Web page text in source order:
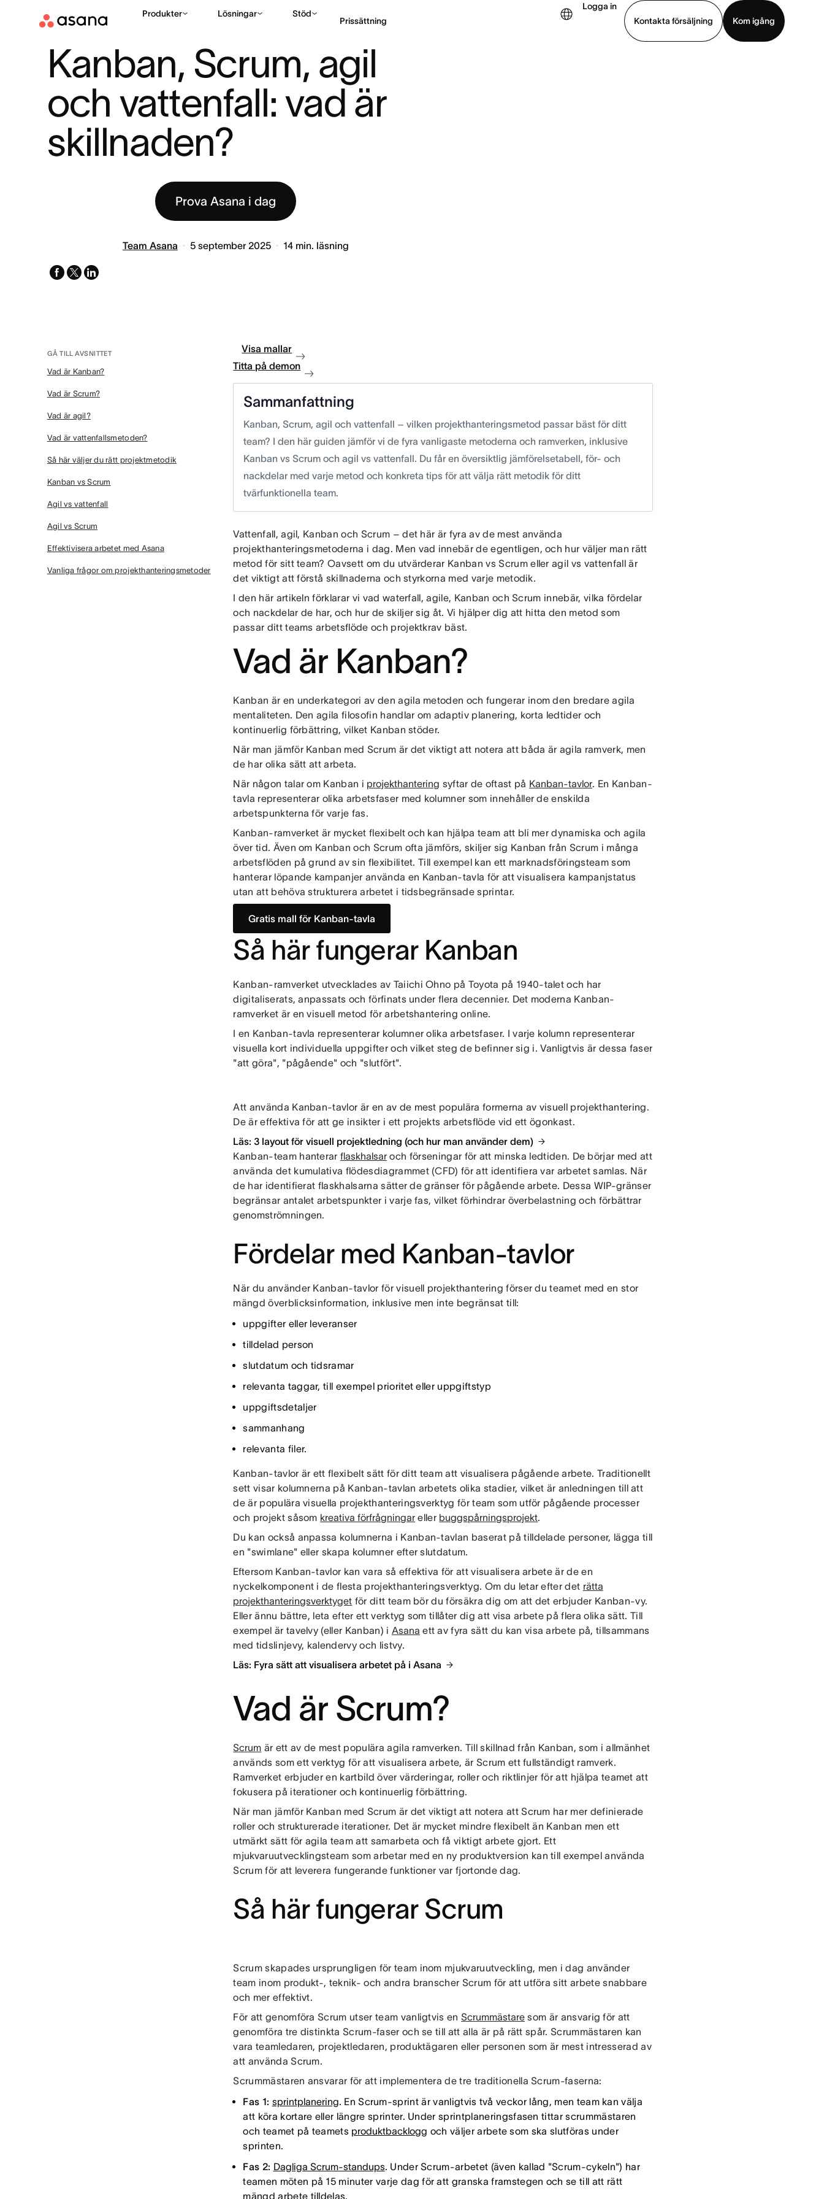
Produkter Lösningar Stöd
Prissättning
Logga in
Kontakta försäljning
Kom igång
Kanban, Scrum, agil
och vattenfall: vad är
skillnaden?
Prova Asana i dag
Team Asana 5 september 2025 14 min. läsning
facebook
x-
linkedin
GÅ TILL AVSNITTET
Vad är Kanban?
Vad är Scrum?
Vad är agil?
Vad är vattenfallsmetoden?
Så här väljer du rätt projektmetodik
Kanban vs Scrum
Agil vs vattenfall
Agil vs Scrum
Effektivisera arbetet med Asana
Vanliga frågor om projekthanteringsmetoder
Visa mallar
Titta på demon
Sammanfattning
Kanban, Scrum, agil och vattenfall – vilken projekthanteringsmetod passar bäst för ditt
team? I den här guiden jämför vi de fyra vanligaste metoderna och ramverken, inklusive
Kanban vs Scrum och agil vs vattenfall. Du får en översiktlig jämförelsetabell, för- och
nackdelar med varje metod och konkreta tips för att välja rätt metodik för ditt
tvärfunktionella team.
Vattenfall, agil, Kanban och Scrum – det här är fyra av de mest använda
projekthanteringsmetoderna i dag. Men vad innebär de egentligen, och hur väljer man rätt
metod för sitt team? Oavsett om du utvärderar Kanban vs Scrum eller agil vs vattenfall är
det viktigt att förstå skillnaderna och styrkorna med varje metodik.
I den här artikeln förklarar vi vad waterfall, agile, Kanban och Scrum innebär, vilka fördelar
och nackdelar de har, och hur de skiljer sig åt. Vi hjälper dig att hitta den metod som
passar ditt teams arbetsflöde och projektkrav bäst.
Vad är Kanban?
Kanban är en underkategori av den agila metoden och fungerar inom den bredare agila
mentaliteten. Den agila filosofin handlar om adaptiv planering, korta ledtider och
kontinuerlig förbättring, vilket Kanban stöder.
När man jämför Kanban med Scrum är det viktigt att notera att båda är agila ramverk, men
de har olika sätt att arbeta.
När någon talar om Kanban i projekthantering syftar de oftast på Kanban-tavlor. En Kanban-
tavla representerar olika arbetsfaser med kolumner som innehåller de enskilda
arbetspunkterna för varje fas.
Kanban-ramverket är mycket flexibelt och kan hjälpa team att bli mer dynamiska och agila
över tid. Även om Kanban och Scrum ofta jämförs, skiljer sig Kanban från Scrum i många
arbetsflöden på grund av sin flexibilitet. Till exempel kan ett marknadsföringsteam som
hanterar löpande kampanjer använda en Kanban-tavla för att visualisera kampanjstatus
utan att behöva strukturera arbetet i tidsbegränsade sprintar.
Gratis mall för Kanban-tavla
Så här fungerar Kanban
Kanban-ramverket utvecklades av Taiichi Ohno på Toyota på 1940-talet och har
digitaliserats, anpassats och förfinats under flera decennier. Det moderna Kanban-
ramverket är en visuell metod för arbetshantering online.
I en Kanban-tavla representerar kolumner olika arbetsfaser. I varje kolumn representerar
visuella kort individuella uppgifter och vilket steg de befinner sig i. Vanligtvis är dessa faser
"att göra", "pågående" och "slutfört".
Att använda Kanban-tavlor är en av de mest populära formerna av visuell projekthantering.
De är effektiva för att ge insikter i ett projekts arbetsflöde vid ett ögonkast.
Läs: 3 layout för visuell projektledning (och hur man använder dem)
Kanban-team hanterarflaskhalsar och förseningar för att minska ledtiden. De börjar med att
använda det kumulativa flödesdiagrammet (CFD) för att identifiera var arbetet samlas. När
de har identifierat flaskhalsarna sätter de gränser för pågående arbete. Dessa WIP-gränser
begränsar antalet arbetspunkter i varje fas, vilket förhindrar överbelastning och förbättrar
genomströmningen.
Fördelar med Kanban-tavlor
När du använder Kanban-tavlor för visuell projekthantering förser du teamet med en stor
mängd överblicksinformation, inklusive men inte begränsat till:
uppgifter eller leveranser
tilldelad person
slutdatum och tidsramar
relevanta taggar, till exempel prioritet eller uppgiftstyp
uppgiftsdetaljer
sammanhang
relevanta filer.
Kanban-tavlor är ett flexibelt sätt för ditt team att visualisera pågående arbete. Traditionellt
sett visar kolumnerna på Kanban-tavlan arbetets olika stadier, vilket är anledningen till att
de är populära visuella projekthanteringsverktyg för team som utför pågående processer
och projekt såsom kreativa förfrågningar eller buggspårningsprojekt.
Du kan också anpassa kolumnerna i Kanban-tavlan baserat på tilldelade personer, lägga till
en "swimlane" eller skapa kolumner efter slutdatum.
Eftersom Kanban-tavlor kan vara så effektiva för att visualisera arbete är de en
nyckelkomponent i de flesta projekthanteringsverktyg. Om du letar efter det rätta
projekthanteringsverktyget för ditt team bör du försäkra dig om att det erbjuder Kanban-vy.
Eller ännu bättre, leta efter ett verktyg som tillåter dig att visa arbete på flera olika sätt. Till
exempel är tavelvy (eller Kanban) i Asana ett av fyra sätt du kan visa arbete på, tillsammans
med tidslinjevy, kalendervy och listvy.
Läs: Fyra sätt att visualisera arbetet på i Asana
Vad är Scrum?
Scrum är ett av de mest populära agila ramverken. Till skillnad från Kanban, som i allmänhet
används som ett verktyg för att visualisera arbete, är Scrum ett fullständigt ramverk.
Ramverket erbjuder en kartbild över värderingar, roller och riktlinjer för att hjälpa teamet att
fokusera på iterationer och kontinuerlig förbättring.
När man jämför Kanban med Scrum är det viktigt att notera att Scrum har mer definierade
roller och strukturerade iterationer. Det är mycket mindre flexibelt än Kanban men ett
utmärkt sätt för agila team att samarbeta och få viktigt arbete gjort. Ett
mjukvaruutvecklingsteam som arbetar med en ny produktversion kan till exempel använda
Scrum för att leverera fungerande funktioner var fjortonde dag.
Så här fungerar Scrum
Scrum skapades ursprungligen för team inom mjukvaruutveckling, men i dag använder
team inom produkt-, teknik- och andra branscher Scrum för att utföra sitt arbete snabbare
och mer effektivt.
För att genomföra Scrum utser team vanligtvis enScrummästare som är ansvarig för att
genomföra tre distinkta Scrum-faser och se till att alla är på rätt spår. Scrummästaren kan
vara teamledaren, projektledaren, produktägaren eller personen som är mest intresserad av
att använda Scrum.
Scrummästaren ansvarar för att implementera de tre traditionella Scrum-faserna:
Fas 1: sprintplanering. En Scrum-sprint är vanligtvis två veckor lång, men team kan välja
att köra kortare eller längre sprinter. Under sprintplaneringsfasen tittar scrummästaren
och teamet på teamets produktbacklogg och väljer arbete som ska slutföras under
sprinten.
Fas 2: Dagliga Scrum-standups. Under Scrum-arbetet (även kallad "Scrum-cykeln") har
teamen möten på 15 minuter varje dag för att granska framstegen och se till att rätt
mängd arbete tilldelas.